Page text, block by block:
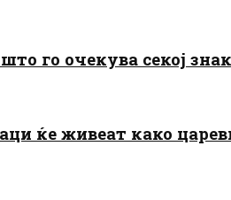
го очекува секој
ќе живеат како